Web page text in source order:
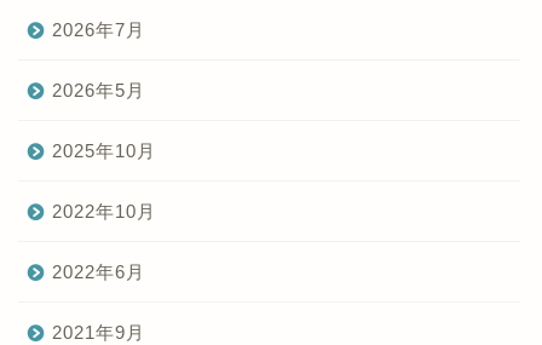
2026年7月
2026年5月
2025年10月
2022年10月
2022年6月
2021年9月